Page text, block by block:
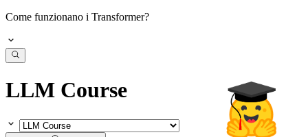
Come funzionano i Transformer?
LLM Course